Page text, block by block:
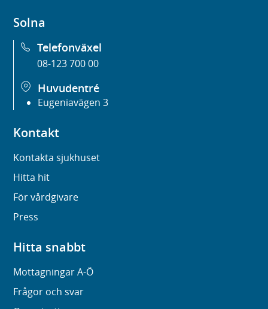
Solna
Telefonväxel
08-123 700 00
Huvudentré
Eugeniavägen 3
Kontakt
Kontakta sjukhuset
Hitta hit
För vårdgivare
Press
Hitta snabbt
Mottagningar A-Ö
Frågor och svar